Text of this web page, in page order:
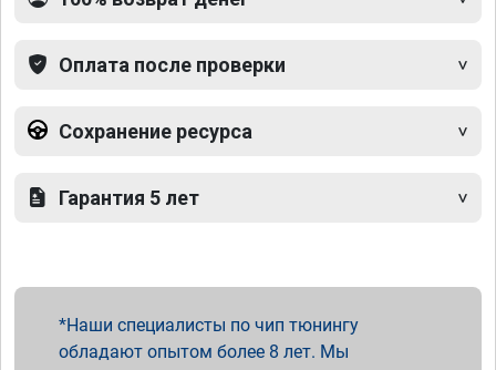
Оплата после проверки
Сохранение ресурса
Гарантия 5 лет
Наши специалисты по чип тюнингу
обладают опытом более 8 лет. Мы